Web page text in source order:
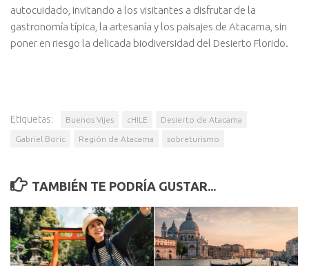
autocuidado, invitando a los visitantes a disfrutar de la
gastronomía típica, la artesanía y los paisajes de Atacama, sin
poner en riesgo la delicada biodiversidad del Desierto Florido.
Etiquetas: Buenos Vijes cHILE Desierto de Atacama
Gabriel Boric Región de Atacama sobreturismo
TAMBIÉN TE PODRÍA GUSTAR...